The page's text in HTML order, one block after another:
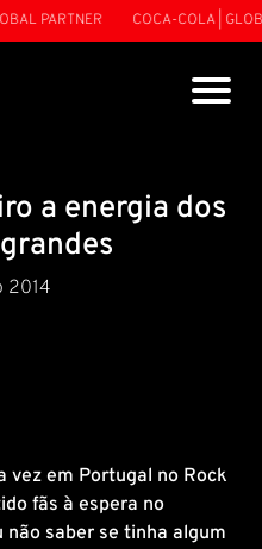
PARTNER COCA-COLA |
a energia dos
2014
vez em Portugal no Rock
fãs à espera no
saber se tinha algum